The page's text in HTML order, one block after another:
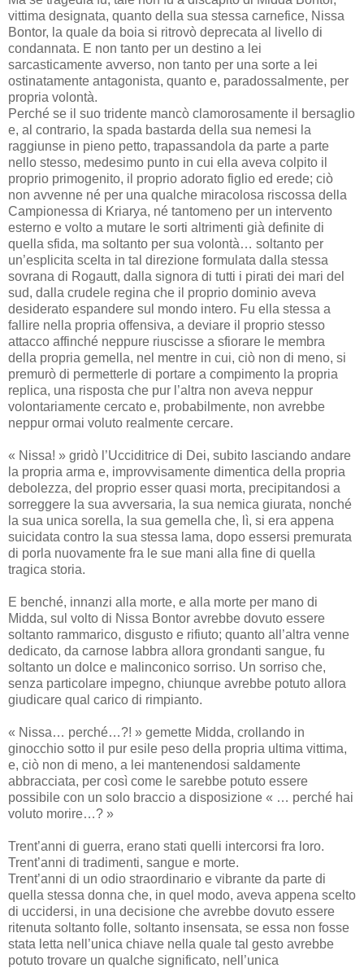
vittima designata, quanto della sua stessa carnefice, Nissa
Bontor, la quale da boia si ritrovò deprecata al livello di
condannata. E non tanto per un destino a lei
sarcasticamente avverso, non tanto per una sorte a lei
ostinatamente antagonista, quanto e, paradossalmente, per
propria volontà.
Perché se il suo tridente mancò clamorosamente il bersaglio
e, al contrario, la spada bastarda della sua nemesi la
raggiunse in pieno petto, trapassandola da parte a parte
nello stesso, medesimo punto in cui ella aveva colpito il
proprio primogenito, il proprio adorato figlio ed erede; ciò
non avvenne né per una qualche miracolosa riscossa della
Campionessa di Kriarya, né tantomeno per un intervento
esterno e volto a mutare le sorti altrimenti già definite di
quella sfida, ma soltanto per sua volontà… soltanto per
un’esplicita scelta in tal direzione formulata dalla stessa
sovrana di Rogautt, dalla signora di tutti i pirati dei mari del
sud, dalla crudele regina che il proprio dominio aveva
desiderato espandere sul mondo intero. Fu ella stessa a
fallire nella propria offensiva, a deviare il proprio stesso
attacco affinché neppure riuscisse a sfiorare le membra
della propria gemella, nel mentre in cui, ciò non di meno, si
premurò di permetterle di portare a compimento la propria
replica, una risposta che pur l’altra non aveva neppur
volontariamente cercato e, probabilmente, non avrebbe
neppur ormai voluto realmente cercare.
« Nissa! » gridò l’Ucciditrice di Dei, subito lasciando andare
la propria arma e, improvvisamente dimentica della propria
debolezza, del proprio esser quasi morta, precipitandosi a
sorreggere la sua avversaria, la sua nemica giurata, nonché
la sua unica sorella, la sua gemella che, lì, si era appena
suicidata contro la sua stessa lama, dopo essersi premurata
di porla nuovamente fra le sue mani alla fine di quella
tragica storia.
E benché, innanzi alla morte, e alla morte per mano di
Midda, sul volto di Nissa Bontor avrebbe dovuto essere
soltanto rammarico, disgusto e rifiuto; quanto all’altra venne
dedicato, da carnose labbra allora grondanti sangue, fu
soltanto un dolce e malinconico sorriso. Un sorriso che,
senza particolare impegno, chiunque avrebbe potuto allora
giudicare qual carico di rimpianto.
« Nissa… perché…?! » gemette Midda, crollando in
ginocchio sotto il pur esile peso della propria ultima vittima,
e, ciò non di meno, a lei mantenendosi saldamente
abbracciata, per così come le sarebbe potuto essere
possibile con un solo braccio a disposizione « … perché hai
voluto morire…? »
Trent’anni di guerra, erano stati quelli intercorsi fra loro.
Trent’anni di tradimenti, sangue e morte.
Trent’anni di un odio straordinario e vibrante da parte di
quella stessa donna che, in quel modo, aveva appena scelto
di uccidersi, in una decisione che avrebbe dovuto essere
ritenuta soltanto folle, soltanto insensata, se essa non fosse
stata letta nell’unica chiave nella quale tal gesto avrebbe
potuto trovare un qualche significato, nell’unica